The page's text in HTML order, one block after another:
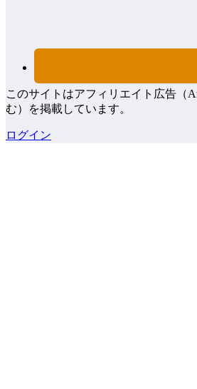
このサイトはアフィリエイト広告（
む）を掲載しています。
ログイン